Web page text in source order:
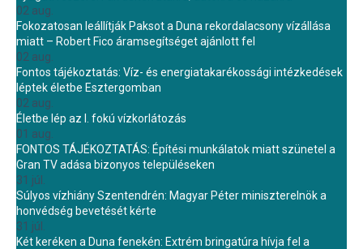
02 aug.
Fokozatosan leállítják Paksot a Duna rekordalacsony vízállása
miatt – Robert Fico áramsegítséget ajánlott fel
02 aug.
Fontos tájékoztatás: Víz- és energiatakarékossági intézkedések
léptek életbe Esztergomban
02 aug.
Életbe lép az I. fokú vízkorlátozás
01 aug.
FONTOS TÁJÉKOZTATÁS: Építési munkálatok miatt szünetel a
Gran TV adása bizonyos településeken
31 júl.
Súlyos vízhiány Szentendrén: Magyar Péter miniszterelnök a
honvédség bevetését kérte
31 júl.
Két keréken a Duna fenekén: Extrém bringatúra hívja fel a